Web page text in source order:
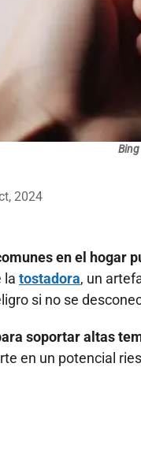
Bing
2024
en el hogar
la tostadora, un
si no se
soportar altas
en un potencial